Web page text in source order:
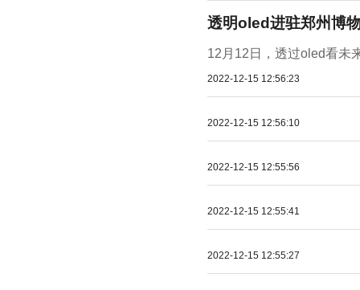
透明oled进驻郑州博
12月12日，透过oled看未
2022-12-15 12:56:23
2022-12-15 12:56:10
2022-12-15 12:55:56
2022-12-15 12:55:41
2022-12-15 12:55:27